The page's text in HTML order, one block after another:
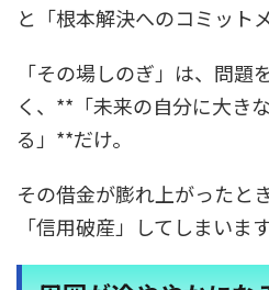
と「根本解決へのコミット
「その場しのぎ」は、問題
く、**「未来の自分に大き
る」**だけ。
その借金が膨れ上がったと
「信用破産」してしまいます